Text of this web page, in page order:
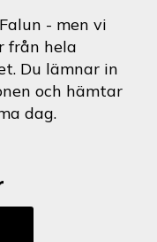
- men vi
från hela
Du lämnar in
och hämtar
dag.